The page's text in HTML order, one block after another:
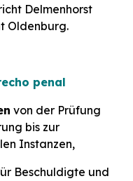
Delmenhorst
Oldenburg.
penal
von der Prüfung
bis zur
Instanzen,
Beschuldigte und